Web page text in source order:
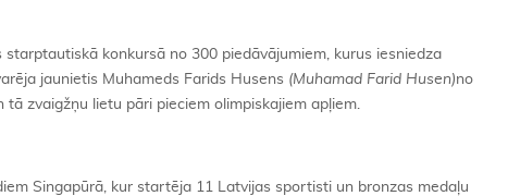
starptautiskā konkursā no 300 piedāvājumiem, kurus iesniedza
jaunietis Muhameds Farids Husens (Muhamad Farid Husen)no
zvaigžņu lietu pāri pieciem olimpiskajiem apļiem.
Singapūrā, kur startēja 11 Latvijas sportisti un bronzas medaļu